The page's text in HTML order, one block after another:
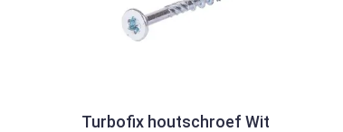
Turbofix houtschroef Wit